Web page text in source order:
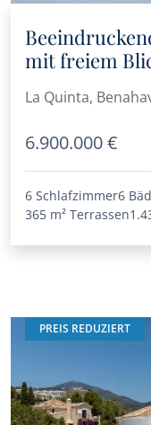
mit freiem
Meer
La Quinta,
6.900.000 €
6 Schlafzimmer6
365 m² Terrassen
PREIS REDUZIERT